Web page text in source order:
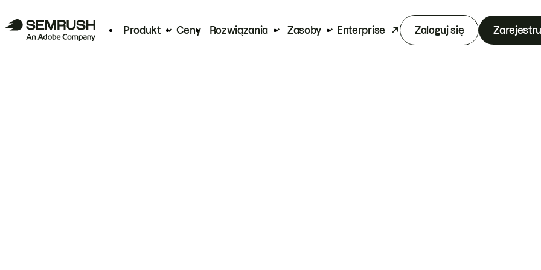
Produkt Ceny Rozwiązania Zasoby Enterprise Zaloguj się